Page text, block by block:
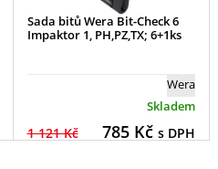
Sada bitů Wera Bit-Check 6
Impaktor 1, PH,PZ,TX; 6+1ks
Wera
Skladem
1 121 Kč 785Kč s DPH